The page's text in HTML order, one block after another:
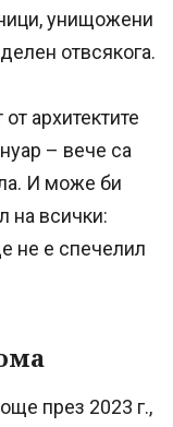
унищожени
отвсякога.
архитектите
– вече са
И може би
на всички:
не е спечелил
през 2023 г.,